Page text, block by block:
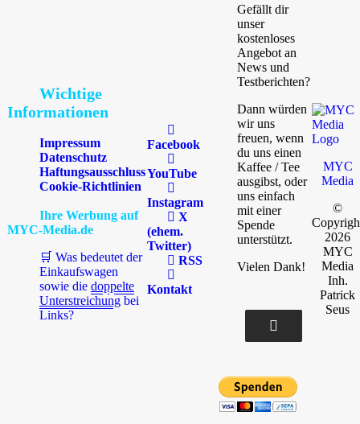
Wichtige
Informationen
Impressum
Datenschutz
Haftungsausschluss
Cookie-Richtlinien
Ihre Werbung auf
MYC-Media.de
🛒 Was bedeutet der
Einkaufswagen
sowie die doppelte
Unterstreichung bei
Links?
Facebook
YouTube
Instagram
X
(ehem.
Twitter)
RSS
Kontakt
Gefällt dir
unser
kostenloses
Angebot an
News und
Testberichten?
Dann würden
wir uns
freuen, wenn
du uns einen
Kaffee / Tee
ausgibst, oder
uns einfach
mit einer
Spende
unterstützt.
Vielen Dank!
MYC
Media
©
2026
MYC
Media
Inh.
Patrick
Seus